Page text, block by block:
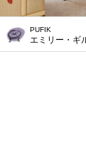
PUFIK
エミリー・ギ